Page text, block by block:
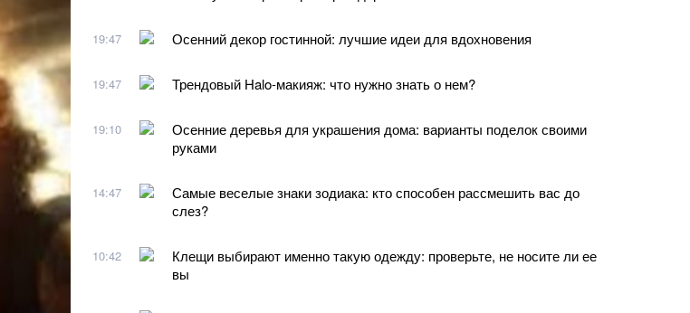
19:47 Осенний декор гостинной: лучшие идеи для вдохновения
19:47 Трендовый Halo-макияж: что нужно знать о нем?
19:10
Осенние деревья для украшения дома: варианты поделок своими
руками
14:47
Самые веселые знаки зодиака: кто способен рассмешить вас до
слез?
10:42
Клещи выбирают именно такую одежду: проверьте, не носите ли ее
вы